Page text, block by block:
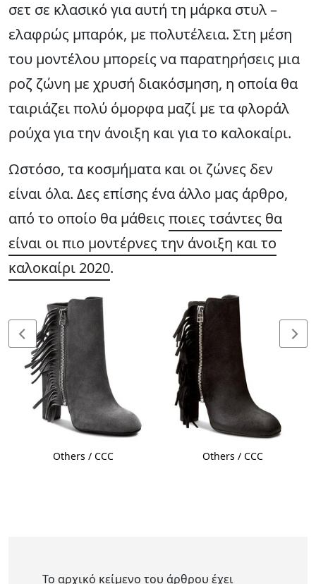
σετ σε κλασικό για αυτή τη μάρκα στυλ –
ελαφρώς μπαρόκ, με πολυτέλεια. Στη μέση
του μοντέλου μπορείς να παρατηρήσεις μια
ροζ ζώνη με χρυσή διακόσμηση, η οποία θα
ταιριάζει πολύ όμορφα μαζί με τα φλοράλ
ρούχα για την άνοιξη και για το καλοκαίρι.
Ωστόσο, τα κοσμήματα και οι ζώνες δεν
είναι όλα. Δες επίσης ένα άλλο μας άρθρο,
από το οποίο θα μάθεις ποιες τσάντες θα
είναι οι πιο μοντέρνες την άνοιξη και το
καλοκαίρι 2020.
Others / CCC Others / CCC
Το αρχικό κείμενο του άρθρου έχει